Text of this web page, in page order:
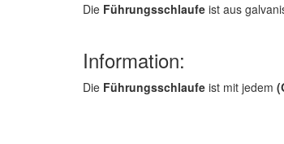
Die Führungsschlaufe ist aus
Information:
Die Führungsschlaufe ist mit jedem